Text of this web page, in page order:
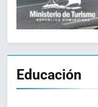
Educación